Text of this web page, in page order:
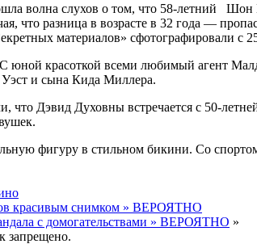
волна слухов о том, что 58-летний
что разница в возрасте в 32 года —
материалов» сфотографировали
красоткой всеми любимый агент
и сына Кида Миллера.
что Дэвид Духовны встречается с 50-
фигуру в стильном бикини. Со
красивым снимком » ВЕРОЯТНО
с домогательствами » ВЕРОЯТНО »
запрещено.